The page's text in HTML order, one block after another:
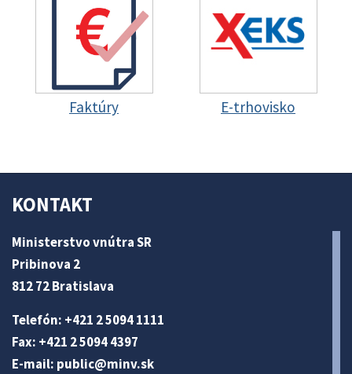
Faktúry E-trhovisko
KONTAKT
Ministerstvo vnútra SR
Pribinova 2
812 72 Bratislava
Telefón: +421 2 5094 1111
Fax: +421 2 5094 4397
E-mail: public@minv.sk